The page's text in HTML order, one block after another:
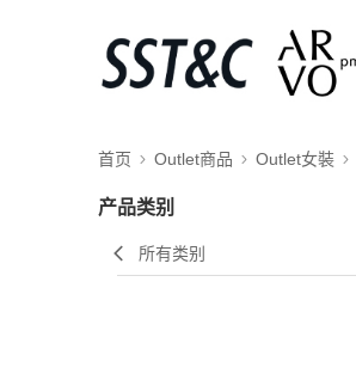
首页 Outlet商品 Outlet女裝
产品类别
所有类别